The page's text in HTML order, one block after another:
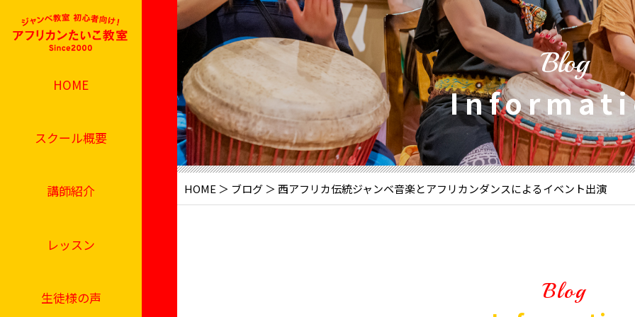
HOME
スクール概要
講師紹介
レッスン
生徒様の声
Blog
HOME ＞ ブログ ＞ 西アフリカ伝統ジャンベ音楽とアフリカンダンスによるイベント出演
Blog